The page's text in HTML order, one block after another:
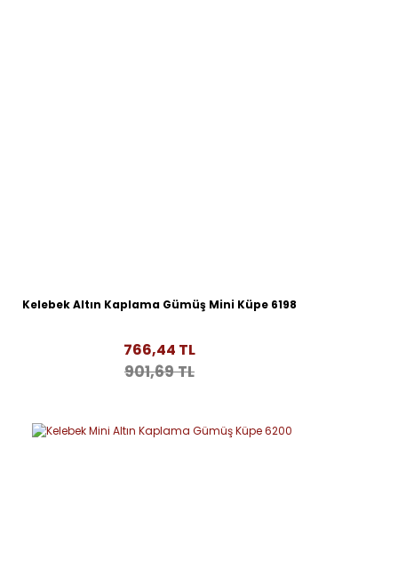
Kelebek Altın Kaplama Gümüş Mini Küpe 6198
766,44 TL
901,69 TL